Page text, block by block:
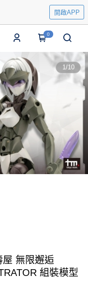
開啟APP
0
1/10
無限邂逅
組裝模型